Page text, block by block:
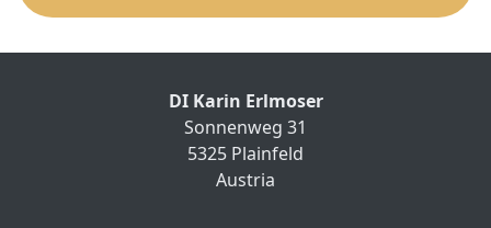
DI Karin Erlmoser
Sonnenweg 31
5325 Plainfeld
Austria